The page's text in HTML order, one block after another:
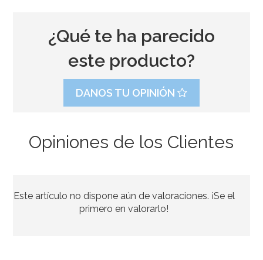
4,49€
¿Qué te ha parecido
este producto?
DANOS TU OPINIÓN
Opiniones de los Clientes
Este artículo no dispone aún de valoraciones. ¡Se el
primero en valorarlo!